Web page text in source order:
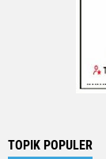
TOPIK POPULER